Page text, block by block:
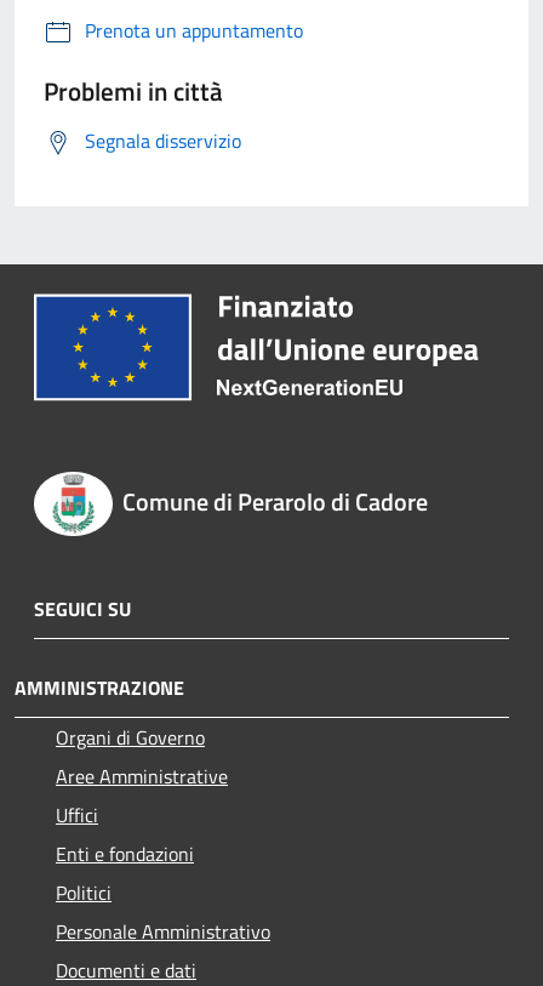
Prenota un appuntamento
Problemi in città
Segnala disservizio
Comune di Perarolo di Cadore
SEGUICI SU
AMMINISTRAZIONE
Organi di Governo
Aree Amministrative
Uffici
Enti e fondazioni
Politici
Personale Amministrativo
Documenti e dati